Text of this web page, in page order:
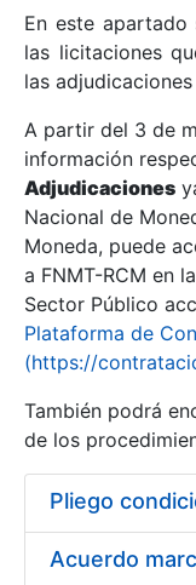
Mostrar/Ocultar
Mostrar/Ocultar
En este
las licitaciones
las
A partir del 3 de
información
Adjudicaciones
Nacional de
Moneda, puede
a FNMT-RCM en
Sector Público
Plataforma de
(https://
También podrá
de los